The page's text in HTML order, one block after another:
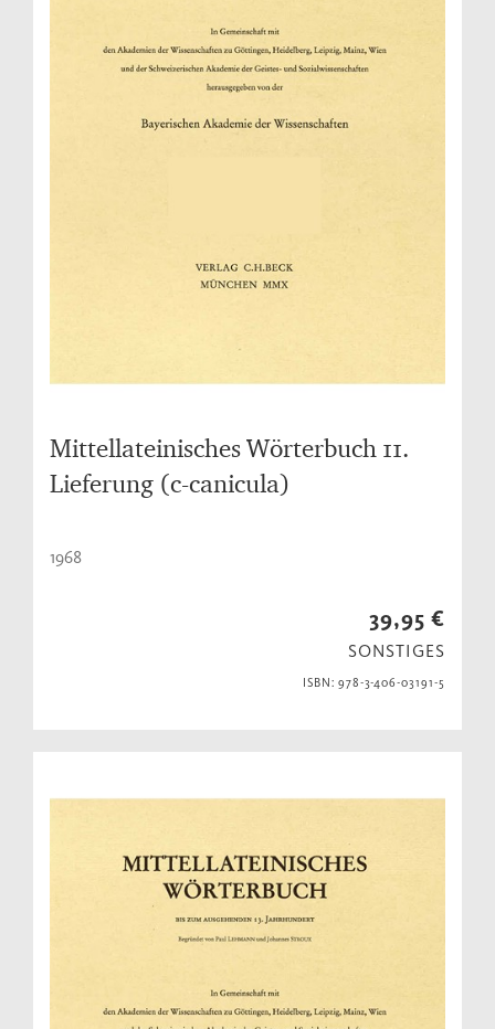
Mittellateinisches Wörterbuch 11.
Lieferung (c-canicula)
1968
39,95 €
SONSTIGES
ISBN: 978-3-406-03191-5